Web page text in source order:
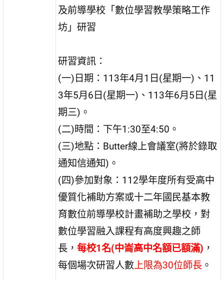
及前導學校「數位學習教學策略工作
坊」研習
研習資訊：
(一)日期：113年4月1日(星期一)、11
3年5月6日(星期一)、113年6月5日(星
期三)。
(二)時間：下午1:30至4:50。
(三)地點：Butter線上會議室(將於錄取
通知信通知)。
(四)參加對象：112學年度所有受高中
優質化補助方案或十二年國民基本教
育數位前導學校計畫補助之學校，對
數位學習融入課程有高度興趣之師
長，每校1名(中崙高中名額已額滿) ，
每個場次研習人數上限為30位師長 。